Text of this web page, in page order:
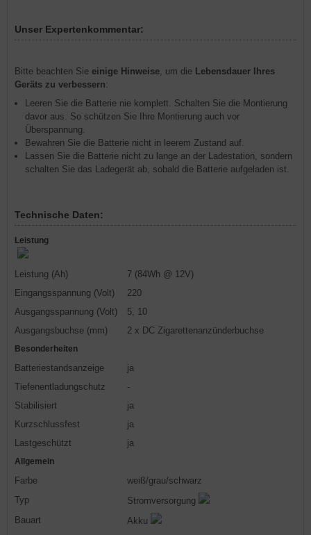
Unser Expertenkommentar:
Bitte beachten Sie einige Hinweise, um die Lebensdauer Ihres
Geräts zu verbessern:
Leeren Sie die Batterie nie komplett. Schalten Sie die Montierung
davor aus. So schützen Sie Ihre Montierung auch vor
Überspannung.
Bewahren Sie die Batterie nicht in leerem Zustand auf.
Lassen Sie die Batterie nicht zu lange an der Ladestation, sondern
schalten Sie das Ladegerät ab, sobald die Batterie aufgeladen ist.
Technische Daten:
Leistung
Leistung (Ah)
7 (84Wh @ 12V)
Eingangsspannung (Volt)
220
Ausgangsspannung (Volt)
5, 10
Ausgangsbuchse (mm)
2 x DC Zigarettenanzünderbuchse
Besonderheiten
Batteriestandsanzeige
ja
Tiefenentladungschutz
-
Stabilisiert
ja
Kurzschlussfest
ja
Lastgeschützt
ja
Allgemein
Farbe
weiß/grau/schwarz
Typ
Stromversorgung
Bauart
Akku